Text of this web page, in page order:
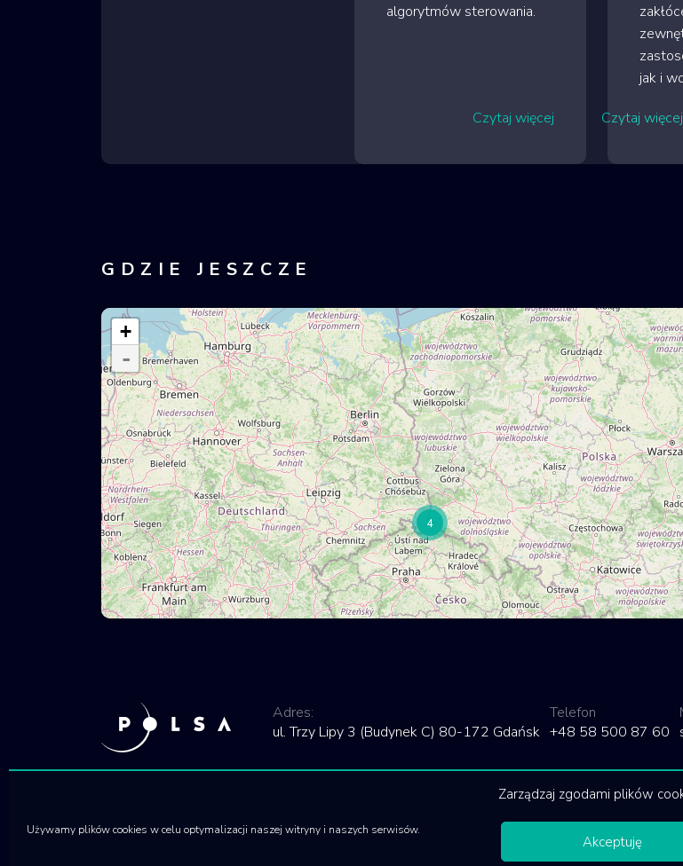
Zarządzaj zgodami plików
Używamy plików cookies w celu optymalizacji naszej witryny i naszych serwisów.
Akceptuję
Czytaj więcej
algorytmów sterowania.
Czytaj więcej
jak i
GDZIE JESZCZE
4
+
-
Adres:
ul. Trzy Lipy 3 (Budynek C) 80-172 Gdańsk
Telefon
+48 58 500 87 60
© 2020 Polska Agencja Kosmiczna